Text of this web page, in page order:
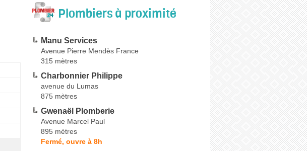
Plombiers à proximité
Manu Services
Avenue Pierre Mendès France
315 mètres
Charbonnier Philippe
avenue du Lumas
875 mètres
Gwenaël Plomberie
Avenue Marcel Paul
895 mètres
Fermé, ouvre à 8h